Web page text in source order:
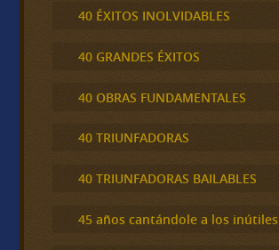
40 ÉXITOS INOLVIDABLES
40 GRANDES ÉXITOS
40 OBRAS FUNDAMENTALES
40 TRIUNFADORAS
40 TRIUNFADORAS BAILABLES
45 años cantándole a los inútiles